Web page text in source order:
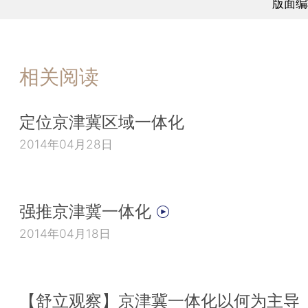
版面
相关阅读
定位京津冀区域一体化
2014年04月28日
强推京津冀一体化
2014年04月18日
【舒立观察】京津冀一体化以何为主导